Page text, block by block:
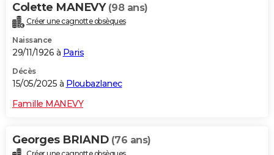
Colette MANEVY (98 ans)
Créer une cagnotte obsèques
Naissance
29/11/1926 à Paris
Décès
15/05/2025 à Ploubazlanec
Famille MANEVY
Georges BRIAND (76 ans)